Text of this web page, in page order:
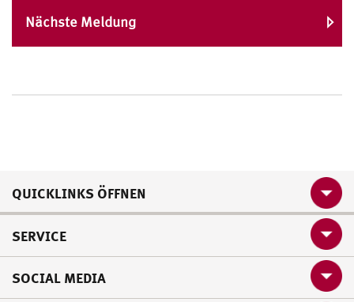
Nächste Meldung
QUICKLINKS ÖFFNEN
SERVICE
SOCIAL MEDIA